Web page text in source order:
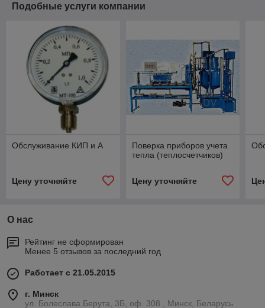
Подобные услуги компании
Обслуживание КИП и А
Цену уточняйте
Поверка приборов учета
тепла (теплосчетчиков)
Цену уточняйте
О нас
Рейтинг не сформирован
Менее 5 отзывов за последний год
Работает с 21.05.2015
г. Минск
ул. Болеслава Берута, 3Б, оф. 308 , Минск, Беларусь